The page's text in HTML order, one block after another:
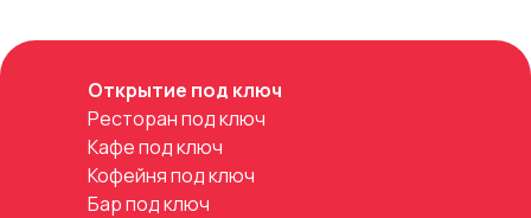
Открытие под ключ
Ресторан под ключ
Кафе под ключ
Кофейня под ключ
Бар под ключ